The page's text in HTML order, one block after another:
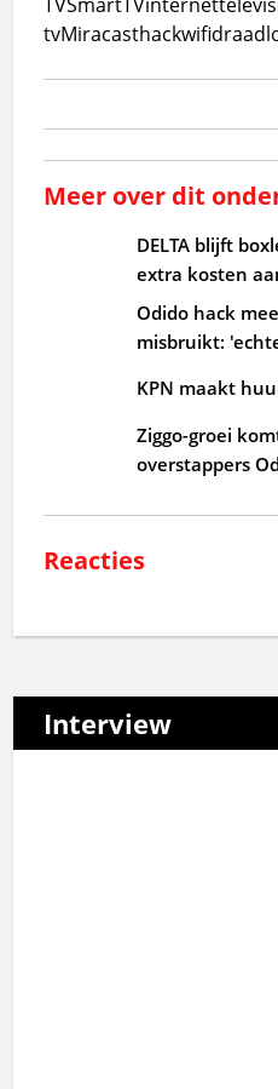
tvMiracasthackwifi
Meer over dit
DELTA blijft
extra kosten
Odido hack
misbruikt:
KPN maakt
Ziggo-groei
overstappers
Reacties
Interview